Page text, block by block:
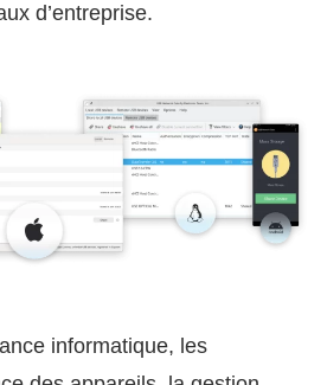
d’entreprise.
informatique, les